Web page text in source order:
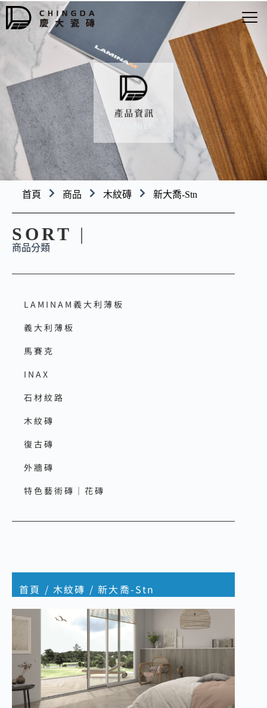
首頁 商品 木紋磚 新大喬-Stn
SORT |
商品分類
LAMINAM義大利薄板
義大利薄板
馬賽克
INAX
石材紋路
木紋磚
復古磚
外牆磚
特色藝術磚｜花磚
首頁 /木紋磚 / 新大喬-Stn